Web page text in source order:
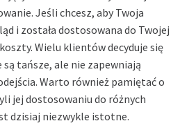
Jeśli chcesz, aby Twoja
i została dostosowana do Twojej
Wielu klientów decyduje się
tańsze, ale nie zapewniają
Warto również pamiętać o
jej dostosowaniu do różnych
dzisiaj niezwykle istotne.